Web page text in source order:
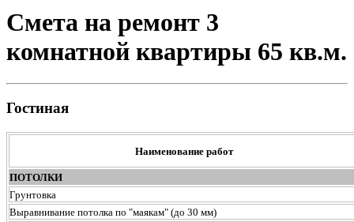
Смета на ремонт 3
комнатной квартиры 65 кв.м.
Гостиная
Наименование работ
ПОТОЛКИ
Грунтовка
Выравнивание потолка по "маякам" (до 30 мм)